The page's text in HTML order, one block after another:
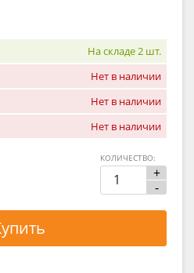
На складе 2 шт.
Нет в наличии
Нет в наличии
Нет в наличии
+
-
КОЛИЧЕСТВО: